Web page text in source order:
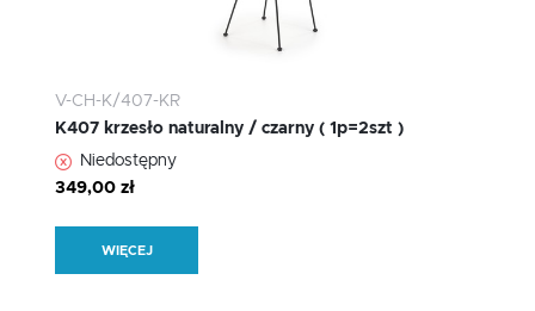
V-CH-K/407-KR
K407 krzesło naturalny / czarny ( 1p=2szt )
Niedostępny
349,00 zł
WIĘCEJ